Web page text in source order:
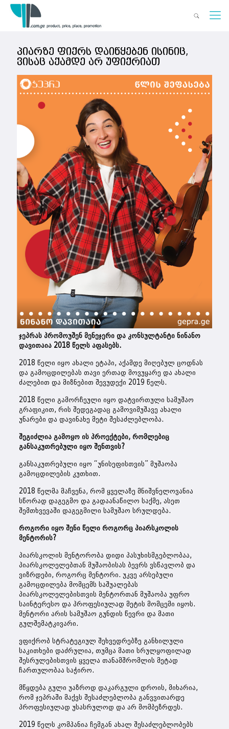
პიარზე ფიქრს დაიწყებენ ისინიც,
ვისაც აქამდე არ უფიქრიათ
ჯეპრას პრომოუშენ მენეჯერი და კონსულტანტი ნინანო
დავითაია 2018 წელს აფასებს.
2018 წელი იყო ახალი ეტაპი, აქამდე მიღებულ ცოდნას
და გამოცდილებას თავი ერთად მოვუყარე და ახალი
ძალებით და მიზნებით შევუდექი 2019 წელს.
2018 წელი გამორჩეული იყო დატვირთული სამუშაო
გრაფიკით, რის შედეგადაც გამოვიმუშავე ახალი
უნარები და დავინახე მეტი შესაძლებლობა.
შეგიძლია გამოყო ის პროექტები, რომლებიც
განსაკუთრებული იყო შენთვის?
განსაკუთრებული იყო “უნისეფისთვის” მუშაობა
გამოცდილების კუთხით.
2018 წელმა მაჩვენა, რომ ყველაზე მნიშვნელოვანია
სწორად დაგეგმო და გადაანაწილო საქმე, ასეთ
შემთხვევაში დაგეგმილი სამუშაო სრულდება.
როგორი იყო შენი წელი როგორც პიარსკოლის
მენტორის?
პიარსკოლის მენტორობა დიდი პასუხისმგებლობაა,
პიარსკოლელებთან მუშაობისას ბევრს ვსწავლობ და
ვიზრდები, როგორც მენტორი. უკვე არსებული
გამოცდილება მომცემს საშუალებას
პიარსკოლელებისთვის მენტორთან მუშაობა უფრო
საინტერესო და პროფესიულად მეტის მომცემი იყოს.
მენტორი არის სამუშაო გუნდის წევრი და მათი
გულშემატკივარი.
ვფიქრობ სტრატეგიულ შეხვედრებზე განხილული
საკითხები დაძრულია, თუმცა მათი სრულყოფილად
შესრულებისთვის ყველა თანამშრომლის მეტად
ჩართულობაა საჭირო.
მწყდება გული უაზროდ დაკარგული დროის, მიხარია,
რომ ჯეპრაში მაქვს შესაძლებლობა განვვითარდე
პროფესიულად უსასრულოდ და არ მომბეზრდეს.
2019 წელს კომპანია ჩემგან ახალ შესაძლებლობებს